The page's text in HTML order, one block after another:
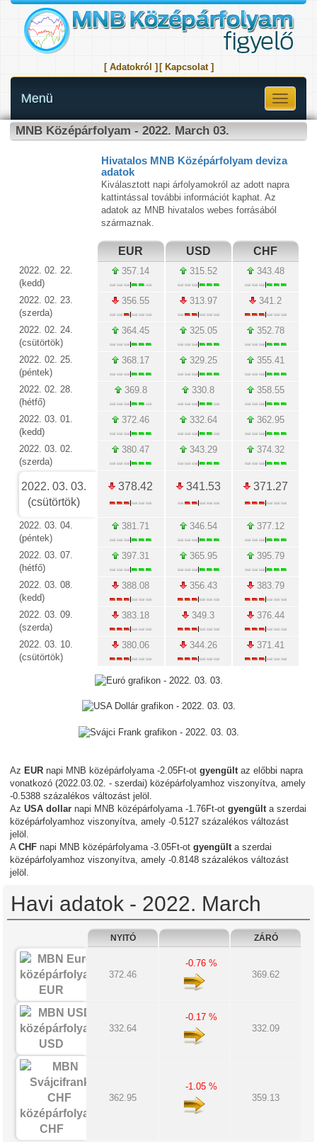
[ Adatokról ] [ Kapcsolat ]
Toggle
Menü
MNB Középárfolyam - 2022. March 03.
Hivatalos MNB Középárfolyam deviza
adatok
Kiválasztott napi árfolyamokról az adott napra
kattintással további információt kaphat. Az
adatok az MNB hivatalos webes forrásából
származnak.
EUR USD CHF
2022. 02. 22.
(kedd)
357.14 315.52 343.48
2022. 02. 23.
(szerda)
356.55 313.97 341.2
2022. 02. 24.
(csütörtök)
364.45 325.05 352.78
2022. 02. 25.
(péntek)
368.17 329.25 355.41
2022. 02. 28.
(hétfő)
369.8 330.8 358.55
2022. 03. 01.
(kedd)
372.46 332.64 362.95
2022. 03. 02.
(szerda)
380.47 343.29 374.32
2022. 03. 03.
(csütörtök)
378.42 341.53 371.27
2022. 03. 04.
(péntek)
381.71 346.54 377.12
2022. 03. 07.
(hétfő)
397.31 365.95 395.79
2022. 03. 08.
(kedd)
388.08 356.43 383.79
2022. 03. 09.
(szerda)
383.18 349.3 376.44
2022. 03. 10.
(csütörtök)
380.06 344.26 371.41
Az EUR napi MNB középárfolyama -2.05Ft-ot gyengült az előbbi napra
vonatkozó (2022.03.02. - szerdai) középárfolyamhoz viszonyítva, amely
-0.5388 százalékos változást jelöl.
Az USA dollar napi MNB középárfolyama -1.76Ft-ot gyengült a szerdai
középárfolyamhoz viszonyítva, amely -0.5127 százalékos változást
jelöl.
A CHF napi MNB középárfolyama -3.05Ft-ot gyengült a szerdai
középárfolyamhoz viszonyítva, amely -0.8148 százalékos változást
jelöl.
Havi adatok - 2022. March
NYITÓ ZÁRÓ
EUR
372.46
-0.76 %
369.62
USD
332.64
-0.17 %
332.09
CHF
362.95
-1.05 %
359.13